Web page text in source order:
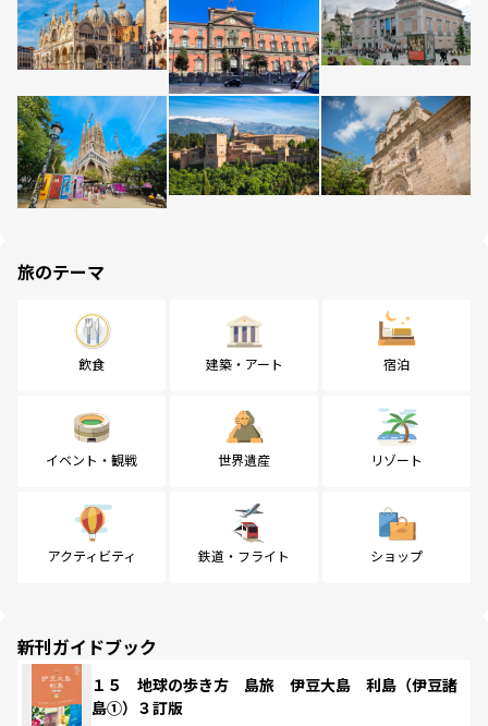
旅のテーマ
飲食 建築・アート 宿泊
イベント・観戦 世界遺産 リゾート
アクティビティ 鉄道・フライト ショップ
新刊ガイドブック
１５ 地球の歩き方 島旅 伊豆大島 利島（伊豆諸
島①）３訂版